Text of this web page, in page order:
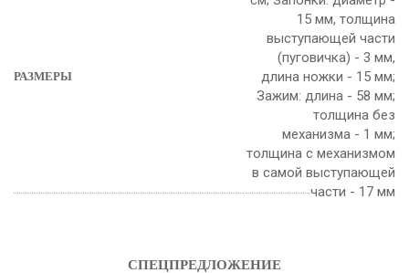
РАЗМЕРЫ
15 мм, толщина
выступающей части
(пуговичка) - 3 мм,
длина ножки - 15 мм;
Зажим: длина - 58 мм;
толщина без
механизма - 1 мм;
толщина с механизмом
в самой выступающей
части - 17 мм
СПЕЦПРЕДЛОЖЕНИЕ